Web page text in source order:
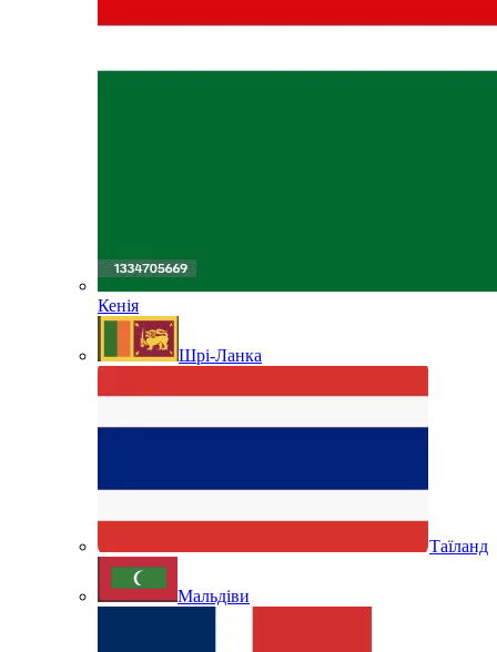
Кенія
Шрі-Ланка
Таїланд
Мальдіви